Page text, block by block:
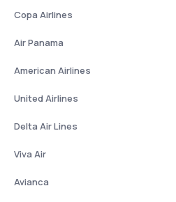
Copa Airlines
Air Panama
American Airlines
United Airlines
Delta Air Lines
Viva Air
Avianca